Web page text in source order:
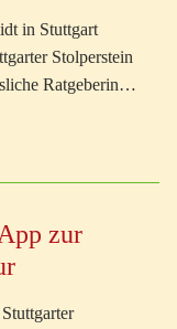
in Stuttgart
Stolperstein
Ratgeberin…
zur